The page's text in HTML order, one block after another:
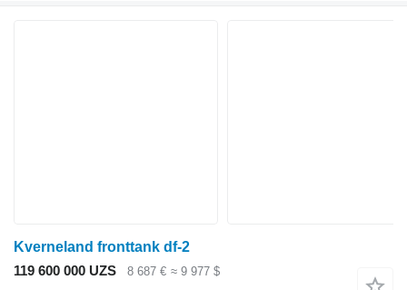
Kverneland fronttank df-2
119 600 000 UZS
8 687 € ≈ 9 977 $